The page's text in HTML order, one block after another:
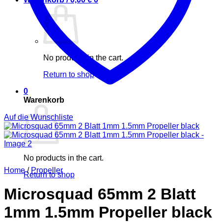
No products in the cart.
Return to shop
0
Warenkorb
No products in the cart.
Return to shop
Auf die Wunschliste
Home / Propeller
Microsquad 65mm 2 Blatt
1mm 1.5mm Propeller black